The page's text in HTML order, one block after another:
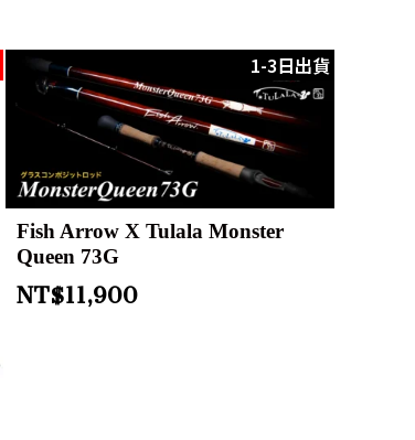
1-3日出貨
Fish Arrow X Tulala Monster
Queen 73G
NT$11,900